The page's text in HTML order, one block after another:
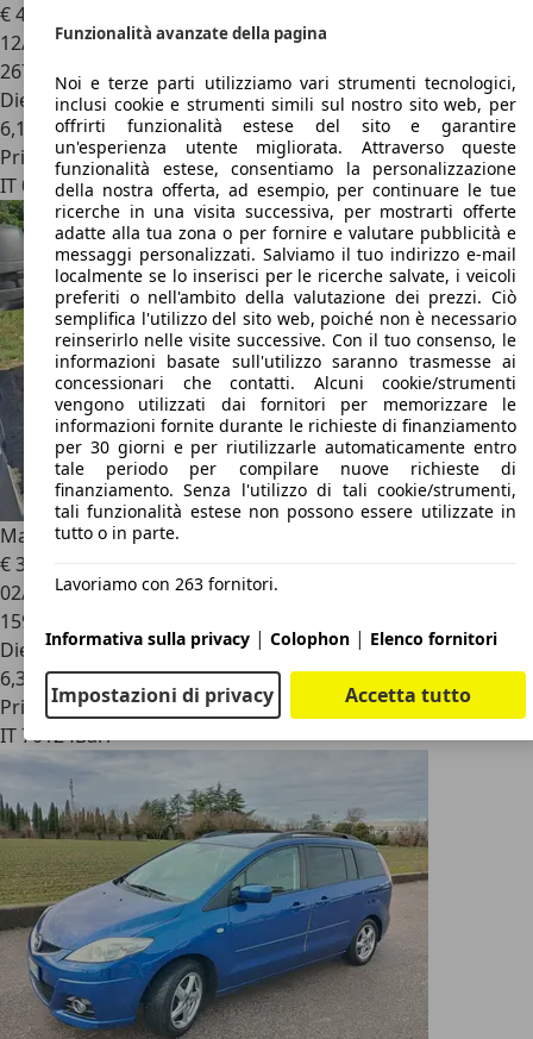
€ 4.300
12/2011
267.000 km
Diesel
6,1 l/100 km (comb.)
Privato
IT 04100Latina
Mazda 55 2005 2.0 cd Extra 143cv
€ 3.800
02/2010
159.000 km
Diesel
6,3 l/100 km (comb.)
Privato
IT 70124Bari
Funzionalità avanzate della pagina
Noi e terze parti utilizziamo vari strumenti tecnologici,
inclusi cookie e strumenti simili sul nostro sito web, per
offrirti funzionalità estese del sito e garantire
un'esperienza utente migliorata. Attraverso queste
funzionalità estese, consentiamo la personalizzazione
della nostra offerta, ad esempio, per continuare le tue
ricerche in una visita successiva, per mostrarti offerte
adatte alla tua zona o per fornire e valutare pubblicità e
messaggi personalizzati. Salviamo il tuo indirizzo e-mail
localmente se lo inserisci per le ricerche salvate, i veicoli
preferiti o nell'ambito della valutazione dei prezzi. Ciò
semplifica l'utilizzo del sito web, poiché non è necessario
reinserirlo nelle visite successive. Con il tuo consenso, le
informazioni basate sull'utilizzo saranno trasmesse ai
concessionari che contatti. Alcuni cookie/strumenti
vengono utilizzati dai fornitori per memorizzare le
informazioni fornite durante le richieste di finanziamento
per 30 giorni e per riutilizzarle automaticamente entro
tale periodo per compilare nuove richieste di
finanziamento. Senza l'utilizzo di tali cookie/strumenti,
tali funzionalità estese non possono essere utilizzate in
tutto o in parte.
Lavoriamo con 263 fornitori.
Informativa sulla privacy | Colophon | Elenco fornitori
Impostazioni di privacy Accetta tutto